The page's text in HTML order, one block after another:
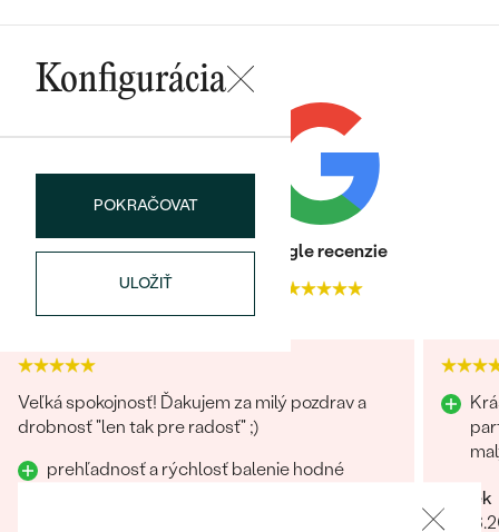
Wave kolekcia
PODĽA FARBY
PODĽA TVARU DRAHOKAMU
DIAMANTY
Najpredávanejšie
náušnice
Personalizované
prívesky
Najpredávanejšie
prstene
PREZRIEŤ
Konfigurácia
POKRAČOVAT
ULOŽIŤ
Heuréka recenzie
4.9
Google recenzie
Veľká spokojnosť! Ďakujem za milý pozdrav a
drobnosť "len tak pre radosť" ;)
prehľadnosť a rýchlosť balenie hodné
Marek